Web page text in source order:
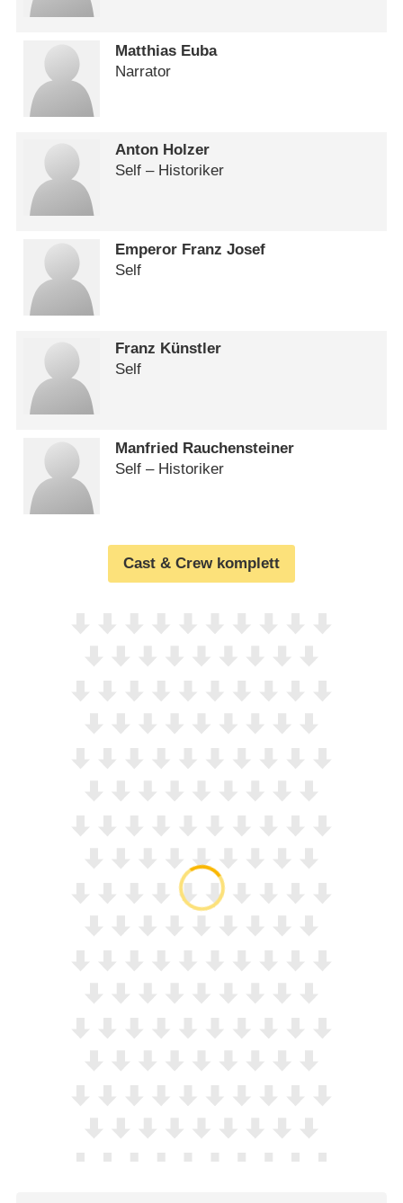
Matthias Euba
Narrator
Anton Holzer
Self – Historiker
Emperor Franz Josef
Self
Franz Künstler
Self
Manfried Rauchensteiner
Self – Historiker
Cast & Crew komplett